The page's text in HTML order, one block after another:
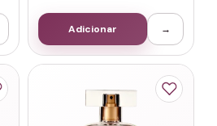
Adicionar →